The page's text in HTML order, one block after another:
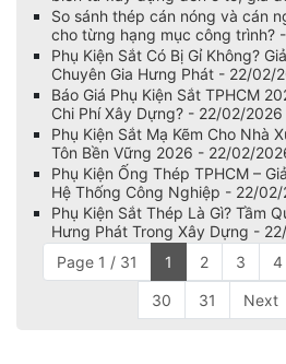
So sánh thép cán nóng và cán
cho từng hạng mục công trình?
Phụ Kiện Sắt Có Bị Gỉ Không?
Chuyên Gia Hưng Phát - 22/02/
Báo Giá Phụ Kiện Sắt TPHCM
Chi Phí Xây Dựng? - 22/02/2026
Phụ Kiện Sắt Mạ Kẽm Cho Nhà
Tôn Bền Vững 2026 - 22/02/
Phụ Kiện Ống Thép TPHCM –
Hệ Thống Công Nghiệp - 22/
Phụ Kiện Sắt Thép Là Gì? Tầm
Hưng Phát Trong Xây Dựng -
Page 1 / 31
1 2 3 4
30 31 Next